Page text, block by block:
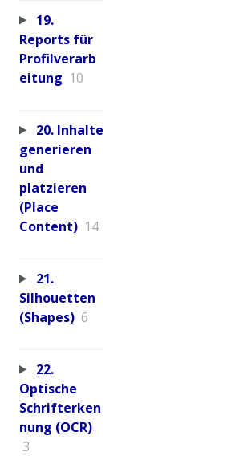
19.
Reports für
Profilverarb
eitung 10
20. Inhalte
generieren
und
platzieren
(Place
Content) 14
21.
Silhouetten
(Shapes) 6
22.
Optische
Schrifterken
nung (OCR)
3